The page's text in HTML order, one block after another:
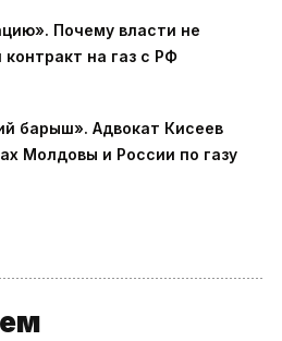
Почему власти не
на газ с РФ
барыш». Адвокат Кисеев
Молдовы и России по газу